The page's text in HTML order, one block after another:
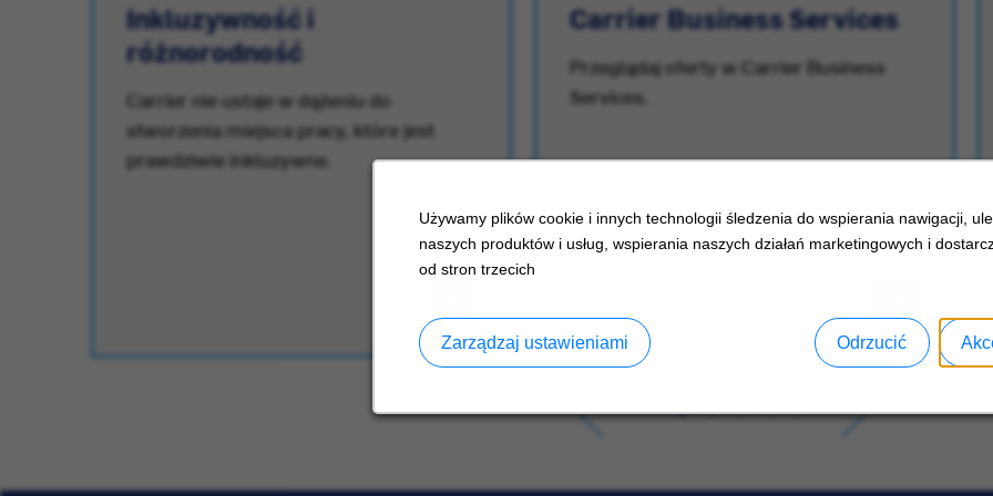
Używamy plików cookie i innych technologii śledzenia do wspierania nawigacji,
naszych produktów i usług, wspierania naszych działań marketingowych i
od stron trzecich
Odrzucić
Zarządzaj ustawieniami
Inkluzywność i
różnorodność
Carrier nie ustaje w dążeniu do
stworzenia miejsca pracy, które jest
prawdziwie inkluzywne.
Carrier Business Services
Przeglądaj oferty w Carrier Business
Services.